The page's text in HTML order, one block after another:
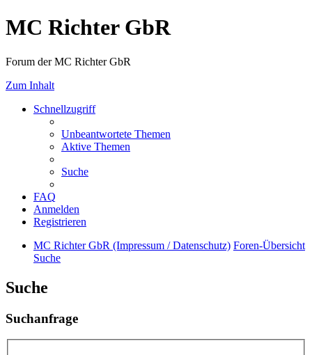
MC Richter GbR
Forum der MC Richter GbR
Zum Inhalt
Schnellzugriff
Unbeantwortete Themen
Aktive Themen
Suche
FAQ
Anmelden
Registrieren
MC Richter GbR (Impressum / Datenschutz) Foren-Übersicht
Suche
Suche
Suchanfrage